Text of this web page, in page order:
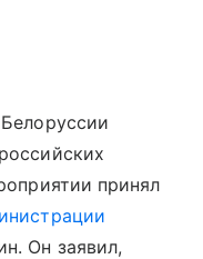
принял
Он заявил,